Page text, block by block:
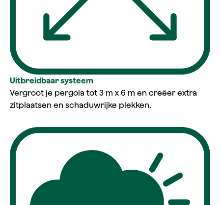
Uitbreidbaar systeem
Vergroot je pergola tot 3 m x 6 m en creëer extra
zitplaatsen en schaduwrijke plekken.